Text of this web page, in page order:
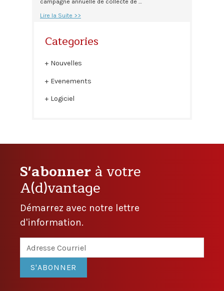
campagne annuelle de collecte de …
Lire la Suite >>
Categories
Nouvelles
Evenements
Logiciel
S'abonnerà votre
A(d)vantage
Démarrez avec notre lettre
d'information.
S'ABONNER